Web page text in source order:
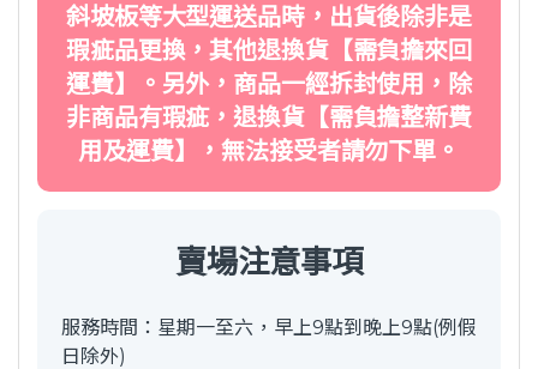
斜坡板等大型運送品時，出貨後除非是
瑕疵品更換，其他退換貨【需負擔來回
運費】。另外，商品一經拆封使用，除
非商品有瑕疵，退換貨【需負擔整新費
用及運費】，無法接受者請勿下單。
賣場注意事項
服務時間：星期一至六，早上9點到晚上9點(例假
日除外)